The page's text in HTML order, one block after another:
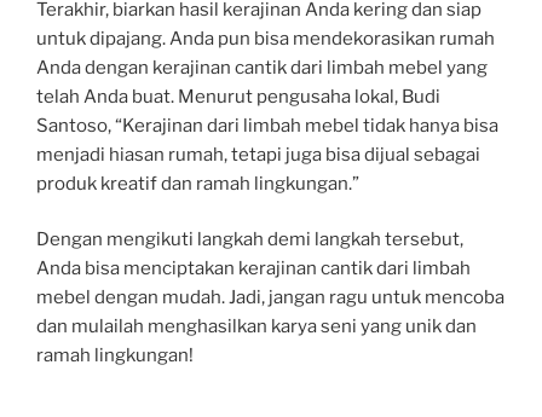
Terakhir, biarkan hasil kerajinan Anda kering dan siap
untuk dipajang. Anda pun bisa mendekorasikan rumah
Anda dengan kerajinan cantik dari limbah mebel yang
telah Anda buat. Menurut pengusaha lokal, Budi
Santoso, “Kerajinan dari limbah mebel tidak hanya bisa
menjadi hiasan rumah, tetapi juga bisa dijual sebagai
produk kreatif dan ramah lingkungan.”
Dengan mengikuti langkah demi langkah tersebut,
Anda bisa menciptakan kerajinan cantik dari limbah
mebel dengan mudah. Jadi, jangan ragu untuk mencoba
dan mulailah menghasilkan karya seni yang unik dan
ramah lingkungan!